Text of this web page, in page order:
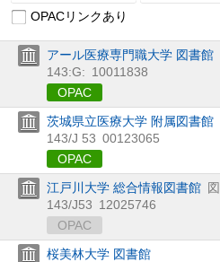
OPACリンクあり
アール医療専門職大学 図書館
143:G: 10011838
OPAC
茨城県立医療大学 附属図書館
143/J 53 00123065
OPAC
江戸川大学 総合情報図書館 図
143/J53 12025746
OPAC
桜美林大学 図書館